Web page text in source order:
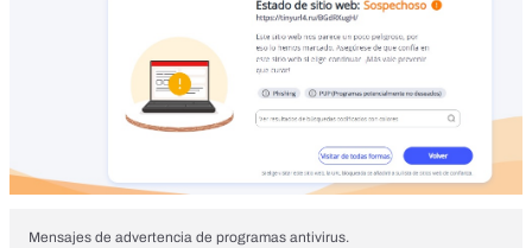
Mensajes de advertencia de programas antivirus.